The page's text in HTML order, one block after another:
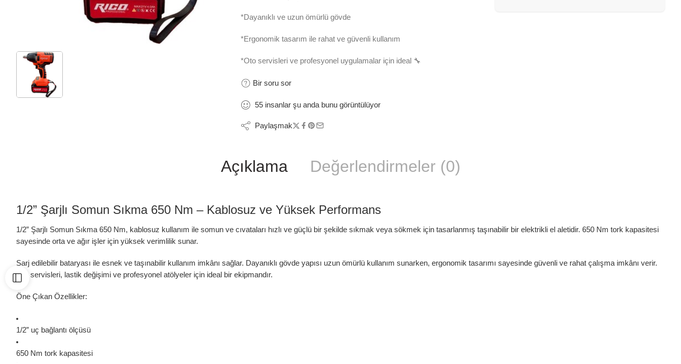
*Dayanıklı ve uzun ömürlü gövde
*Ergonomik tasarım ile rahat ve güvenli kullanım
*Oto servisleri ve profesyonel uygulamalar için ideal 🔧
Bir soru sor
55 insanlar şu anda bunu görüntülüyor
Paylaşmak
Açıklama Değerlendirmeler (0)
1/2” Şarjlı Somun Sıkma 650 Nm – Kablosuz ve Yüksek Performans
1/2” Şarjlı Somun Sıkma 650 Nm, kablosuz kullanım ile somun ve cıvataları hızlı ve güçlü bir şekilde sıkmak veya sökmek için tasarlanmış taşınabilir bir elektrikli el aletidir. 650 Nm tork kapasitesi
sayesinde orta ve ağır işler için yüksek verimlilik sunar.
Şarj edilebilir bataryası ile esnek ve taşınabilir kullanım imkânı sağlar. Dayanıklı gövde yapısı uzun ömürlü kullanım sunarken, ergonomik tasarımı sayesinde güvenli ve rahat çalışma imkânı verir.
Oto servisleri, lastik değişimi ve profesyonel atölyeler için ideal bir ekipmandır.
Öne Çıkan Özellikler:
1/2” uç bağlantı ölçüsü
650 Nm tork kapasitesi